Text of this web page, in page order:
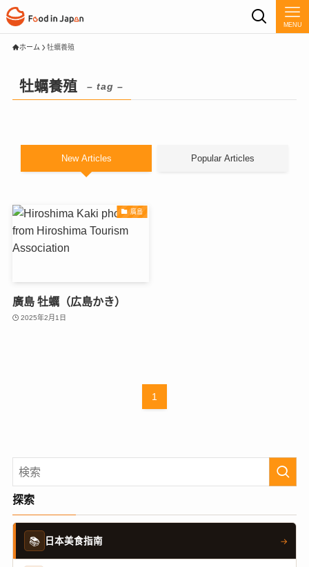
MENU
ホーム 牡蠣養殖
牡蠣養殖 – tag –
New Articles Popular Articles
廣島
廣島 牡蠣（広島かき）
2025年2月1日
1
探索
📚 日本美食指南 →